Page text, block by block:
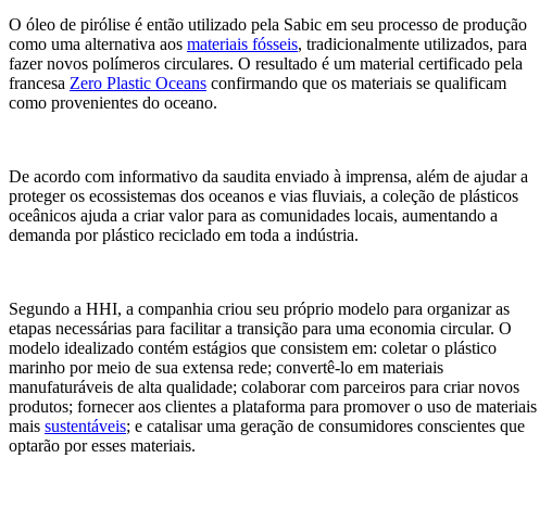
O óleo de pirólise é então utilizado pela Sabic em seu processo de produção
como uma alternativa aos materiais fósseis, tradicionalmente utilizados, para
fazer novos polímeros circulares. O resultado é um material certificado pela
francesa Zero Plastic Oceans confirmando que os materiais se qualificam
como provenientes do oceano.
De acordo com informativo da saudita enviado à imprensa, além de ajudar a
proteger os ecossistemas dos oceanos e vias fluviais, a coleção de plásticos
oceânicos ajuda a criar valor para as comunidades locais, aumentando a
demanda por plástico reciclado em toda a indústria.
Segundo a HHI, a companhia criou seu próprio modelo para organizar as
etapas necessárias para facilitar a transição para uma economia circular. O
modelo idealizado contém estágios que consistem em: coletar o plástico
marinho por meio de sua extensa rede; convertê-lo em materiais
manufaturáveis de alta qualidade; colaborar com parceiros para criar novos
produtos; fornecer aos clientes a plataforma para promover o uso de materiais
mais sustentáveis; e catalisar uma geração de consumidores conscientes que
optarão por esses materiais.